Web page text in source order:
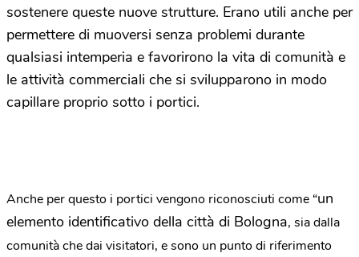
sostenere queste nuove strutture. Erano utili anche per
permettere di muoversi senza problemi durante
qualsiasi intemperia e favorirono la vita di comunità e
le attività commerciali che si svilupparono in modo
capillare proprio sotto i portici.
Anche per questo i portici vengono riconosciuti come “un
elemento identificativo della città di Bologna, sia dalla
comunità che dai visitatori, e sono un punto di riferimento